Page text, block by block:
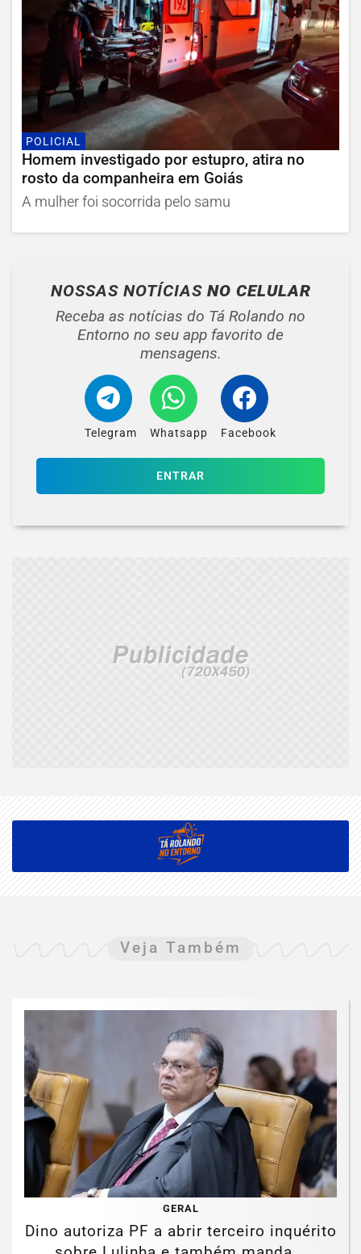
POLICIAL
Homem investigado por estupro, atira no
rosto da companheira em Goiás
A mulher foi socorrida pelo samu
NOSSAS NOTÍCIAS NO CELULAR
Receba as notícias do Tá Rolando no
Entorno no seu app favorito de
mensagens.
Telegram Whatsapp Facebook
ENTRAR
Veja Também
GERAL
Dino autoriza PF a abrir terceiro inquérito